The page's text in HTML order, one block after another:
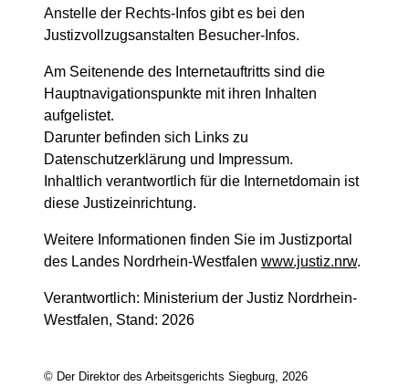
Anstelle der Rechts-Infos gibt es bei den
Justizvollzugsanstalten Besucher-Infos.
Am Seitenende des Internetauftritts sind die
Hauptnavigationspunkte mit ihren Inhalten
aufgelistet.
Darunter befinden sich Links zu
Datenschutzerklärung und Impressum.
Inhaltlich verantwortlich für die Internetdomain ist
diese Justizeinrichtung.
Weitere Informationen finden Sie im Justizportal
des Landes Nordrhein-Westfalen www.justiz.nrw.
Verantwortlich: Ministerium der Justiz Nordrhein-
Westfalen, Stand: 2026
© Der Direktor des Arbeitsgerichts Siegburg, 2026